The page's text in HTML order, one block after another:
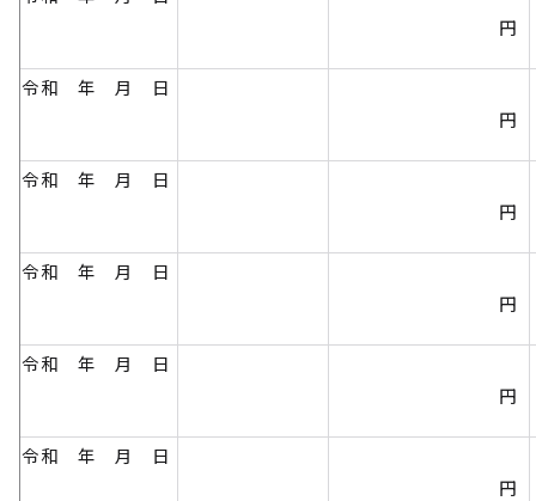
円
令和 年 月 日
円
令和 年 月 日
円
令和 年 月 日
円
令和 年 月 日
円
令和 年 月 日
円